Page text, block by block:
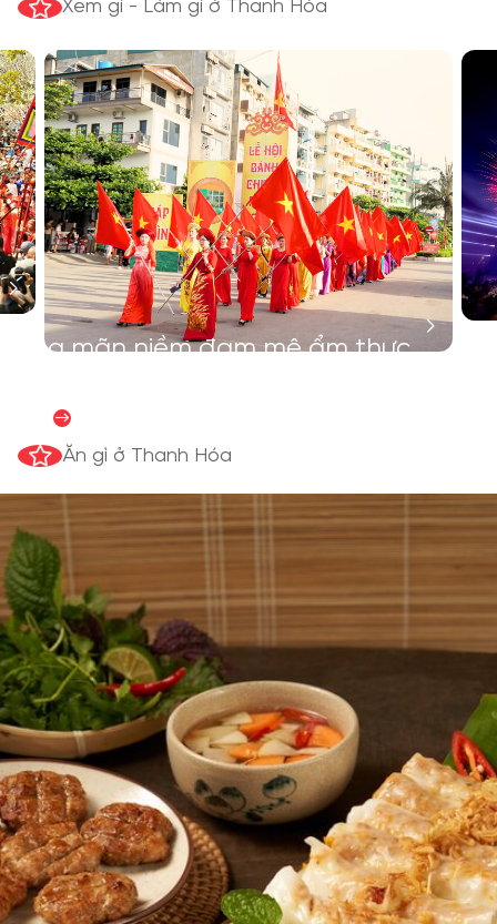
Xem gì - Làm gì ở Thanh Hóa
Ăn gì ở Thanh Hóa
Thỏa mãn niềm đam mê ẩm thực